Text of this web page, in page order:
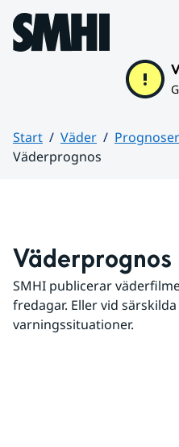
Hoppa till sidans innehåll
Start Väder
Väderprognos
Väderprognos
SMHI publicerar
fredagar. Eller vid
varningssituationer.